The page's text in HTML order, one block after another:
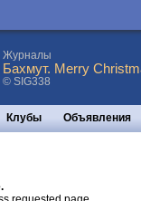
Журналы
Бахмут. Merry
© SIG338
Клубы Объявления